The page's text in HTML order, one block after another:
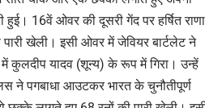
16वें ओवर की दूसरी गेंद पर हर्षित राणा
खेली। इसी ओवर में जेवियर बार्टलेट ने
कुलदीप यादव (शून्य) के रूप में गिरा। उन्हें
ने पगबाधा आउटकर भारत के चुनौतीपूर्ण